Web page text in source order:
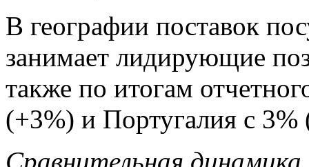
В географии поставок
занимает лидирующие
также по итогам
(+3%) и Португалия с 3%